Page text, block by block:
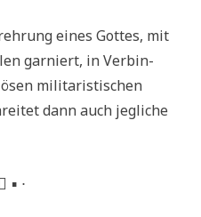
eines Got­tes, mit
gar­niert, in Ver­bin­
mili­ta­ri­sti­schen
dann auch jeg­li­che
▪ ∙